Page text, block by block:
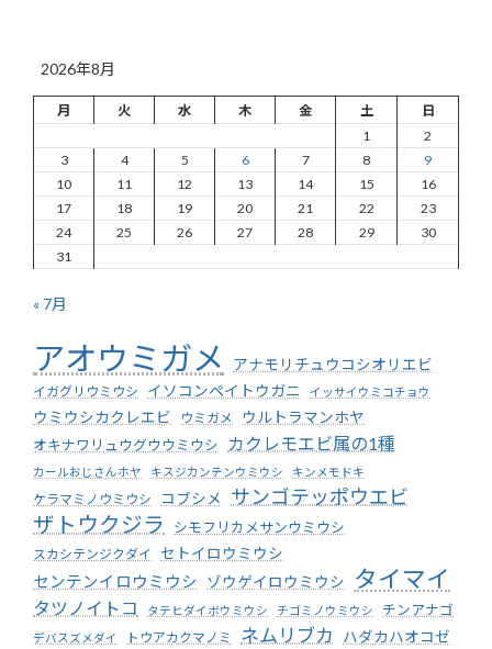
2026年8月
月 火 水 木 金 土
日
1
2
3
4 5 6 7 8
9
10
11 12 13 14 15
16
17
18 19 20 21 22
23
24
25 26 27 28 29
30
31
« 7月
アオウミガメ アナモリチュウコシオリエビ
イガグリウミウシ イソコンペイトウガニ イッサイウミコチョウ
ウミウシカクレエビ ウミガメ
ウルトラマンホヤ
オキナワリュウグウウミウシ
カクレモエビ属の1種
カールおじさんホヤ キスジカンテンウミウシ キンメモドキ
ケラマミノウミウシ コブシメ サンゴテッポウエビ
ザトウクジラ シモフリカメサンウミウシ
スカシテンジクダイ セトイロウミウシ
センテンイロウミウシ ゾウゲイロウミウシ タイマイ
タツノイトコ タテヒダイボウミウシ チゴミノウミウシ チンアナゴ
デバスズメダイ トウアカクマノミ ネムリブカ ハダカハオコゼ